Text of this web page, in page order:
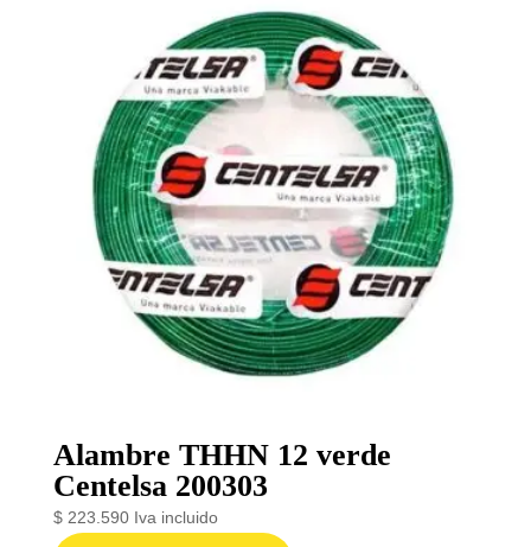
Alambre THHN 12 verde
Centelsa 200303
$223.590 Iva incluido